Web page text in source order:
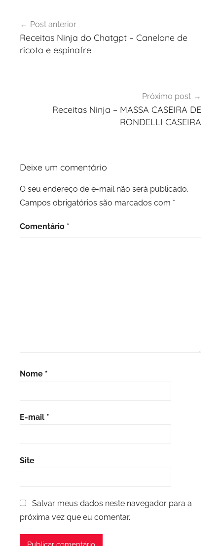
de
Post
Post anterior
Receitas Ninja do Chatgpt – Canelone de
ricota e espinafre
Próximo post
Receitas Ninja – MASSA CASEIRA DE
RONDELLI CASEIRA
Deixe um comentário
O seu endereço de e-mail não será publicado.
Campos obrigatórios são marcados com *
Comentário *
Nome *
E-mail *
Site
Salvar meus dados neste navegador para a
próxima vez que eu comentar.